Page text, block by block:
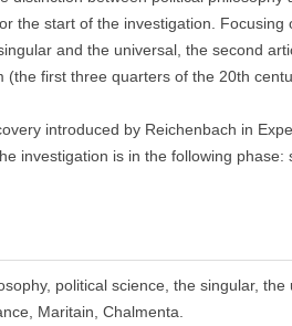
the start of the investigation. Focusing
and the universal, the second
first three quarters of the 20th
introduced by Reichenbach in
investigation is in the following phase:
political science, the singular,
Maritain, Chalmenta.